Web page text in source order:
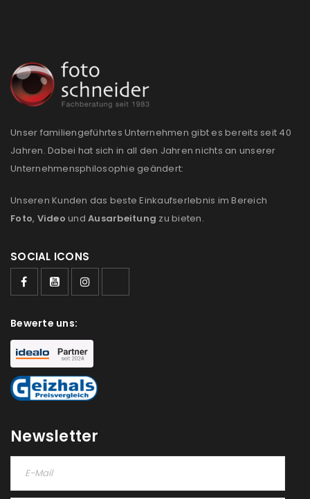
Benutzername oder E-Mail-Adresse*
Unser familiengeführtes Unternehmen gibt es bereits seit 40
Jahren. Dabei hat sich in all den Jahren nichts an unserer
Unternehmensphilosophie geändert:
Unseren Kunden das beste Einkaufserlebnis im Bereich
Foto, Video und Ausarbeitung zu bieten.
SOCIAL ICONS
Bewerte uns:
Newsletter